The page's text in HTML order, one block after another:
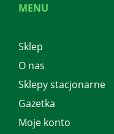
MENU
Sklep
O nas
Sklepy stacjonarne
Gazetka
Moje konto